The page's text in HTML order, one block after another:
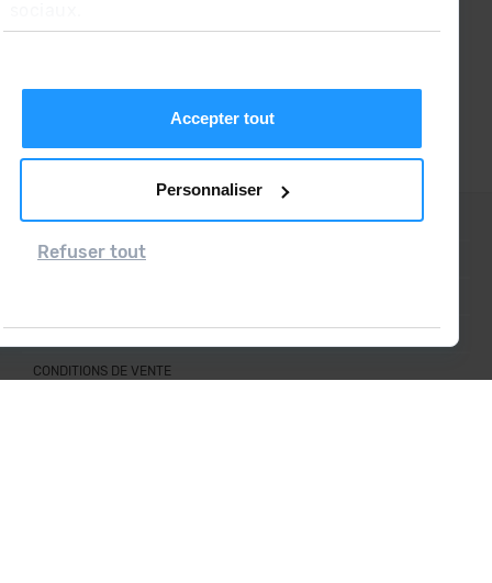
En cliquant sur « Accepter tout », vous
Accepter tout
Personnaliser
Refuser tout
CONTACT
QUESTIONS FRÉQUENTES
CONDITIONS DE VENTE